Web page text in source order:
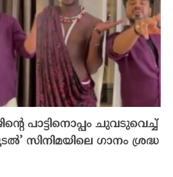
പാട്ടിനൊപ്പം ചുവടുവെച്ച്
സിനിമയിലെ ഗാനം ശ്രദ്ധ